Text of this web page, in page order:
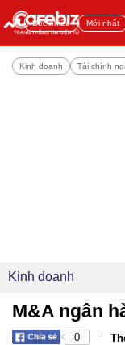
Đọc nhiều Mới nhất
Kinh doanh Tài chính
Kinh doanh
M&A ngân
0 |